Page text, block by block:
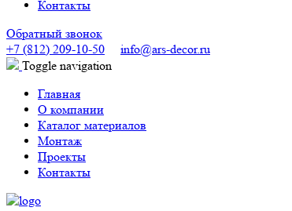
Контакты
Обратный звонок
+7 (812) 209-10-50
info@ars-decor.ru
Toggle navigation
Главная
О компании
Каталог материалов
Монтаж
Проекты
Контакты